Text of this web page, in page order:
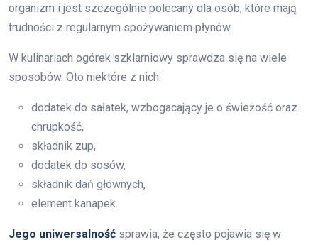
organizm i jest szczególnie polecany dla osób, które mają
trudności z regularnym spożywaniem płynów.
W kulinariach ogórek szklarniowy sprawdza się na wiele
sposobów. Oto niektóre z nich:
dodatek do sałatek, wzbogacający je o świeżość oraz
chrupkość,
składnik zup,
dodatek do sosów,
składnik dań głównych,
element kanapek.
Jego uniwersalność sprawia, że często pojawia się w